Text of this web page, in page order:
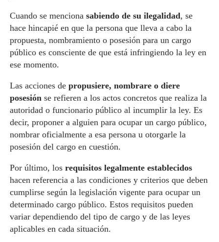
Cuando se menciona sabiendo de su ilegalidad, se
hace hincapié en que la persona que lleva a cabo la
propuesta, nombramiento o posesión para un cargo
público es consciente de que está infringiendo la ley en
ese momento.
Las acciones de propusiere, nombrare o diere
posesión se refieren a los actos concretos que realiza la
autoridad o funcionario público al incumplir la ley. Es
decir, proponer a alguien para ocupar un cargo público,
nombrar oficialmente a esa persona u otorgarle la
posesión del cargo en cuestión.
Por último, los requisitos legalmente establecidos
hacen referencia a las condiciones y criterios que deben
cumplirse según la legislación vigente para ocupar un
determinado cargo público. Estos requisitos pueden
variar dependiendo del tipo de cargo y de las leyes
aplicables en cada situación.